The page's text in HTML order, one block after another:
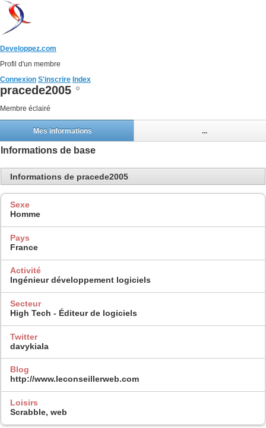
Developpez.com
Profil d'un membre
Connexion S'inscrire Index
pracede2005
Membre éclairé
Mes informations ...
Informations de base
Informations de pracede2005
Sexe
Homme
Pays
France
Activité
Ingénieur développement logiciels
Secteur
High Tech - Éditeur de logiciels
Twitter
davykiala
Blog
http://www.leconseillerweb.com
Loisirs
Scrabble, web